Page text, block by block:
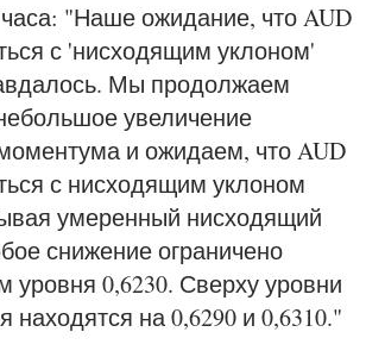
"Наше ожидание, что AUD
с 'нисходящим уклоном'
Мы продолжаем
увеличение
и ожидаем, что AUD
с нисходящим уклоном
умеренный нисходящий
снижение ограничено
уровня 0,6230. Сверху уровни
находятся на 0,6290 и 0,6310."